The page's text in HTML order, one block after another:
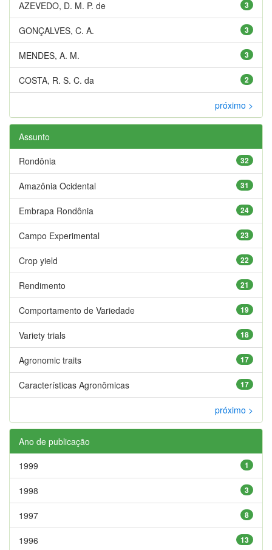
3
AZEVEDO, D. M. P. de
3
GONÇALVES, C. A.
3
MENDES, A. M.
2
COSTA, R. S. C. da
próximo >
Assunto
32
Rondônia
31
Amazônia Ocidental
24
Embrapa Rondônia
23
Campo Experimental
22
Crop yield
21
Rendimento
19
Comportamento de Variedade
18
Variety trials
17
Agronomic traits
17
Características Agronômicas
próximo >
Ano de publicação
1
1999
3
1998
8
1997
13
1996